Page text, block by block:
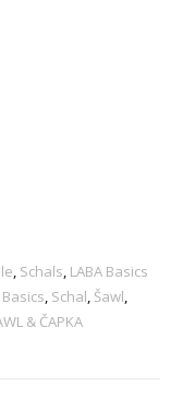
, Schals, LABA Basics
Basics, Schal, Šawl,
& ČAPKA